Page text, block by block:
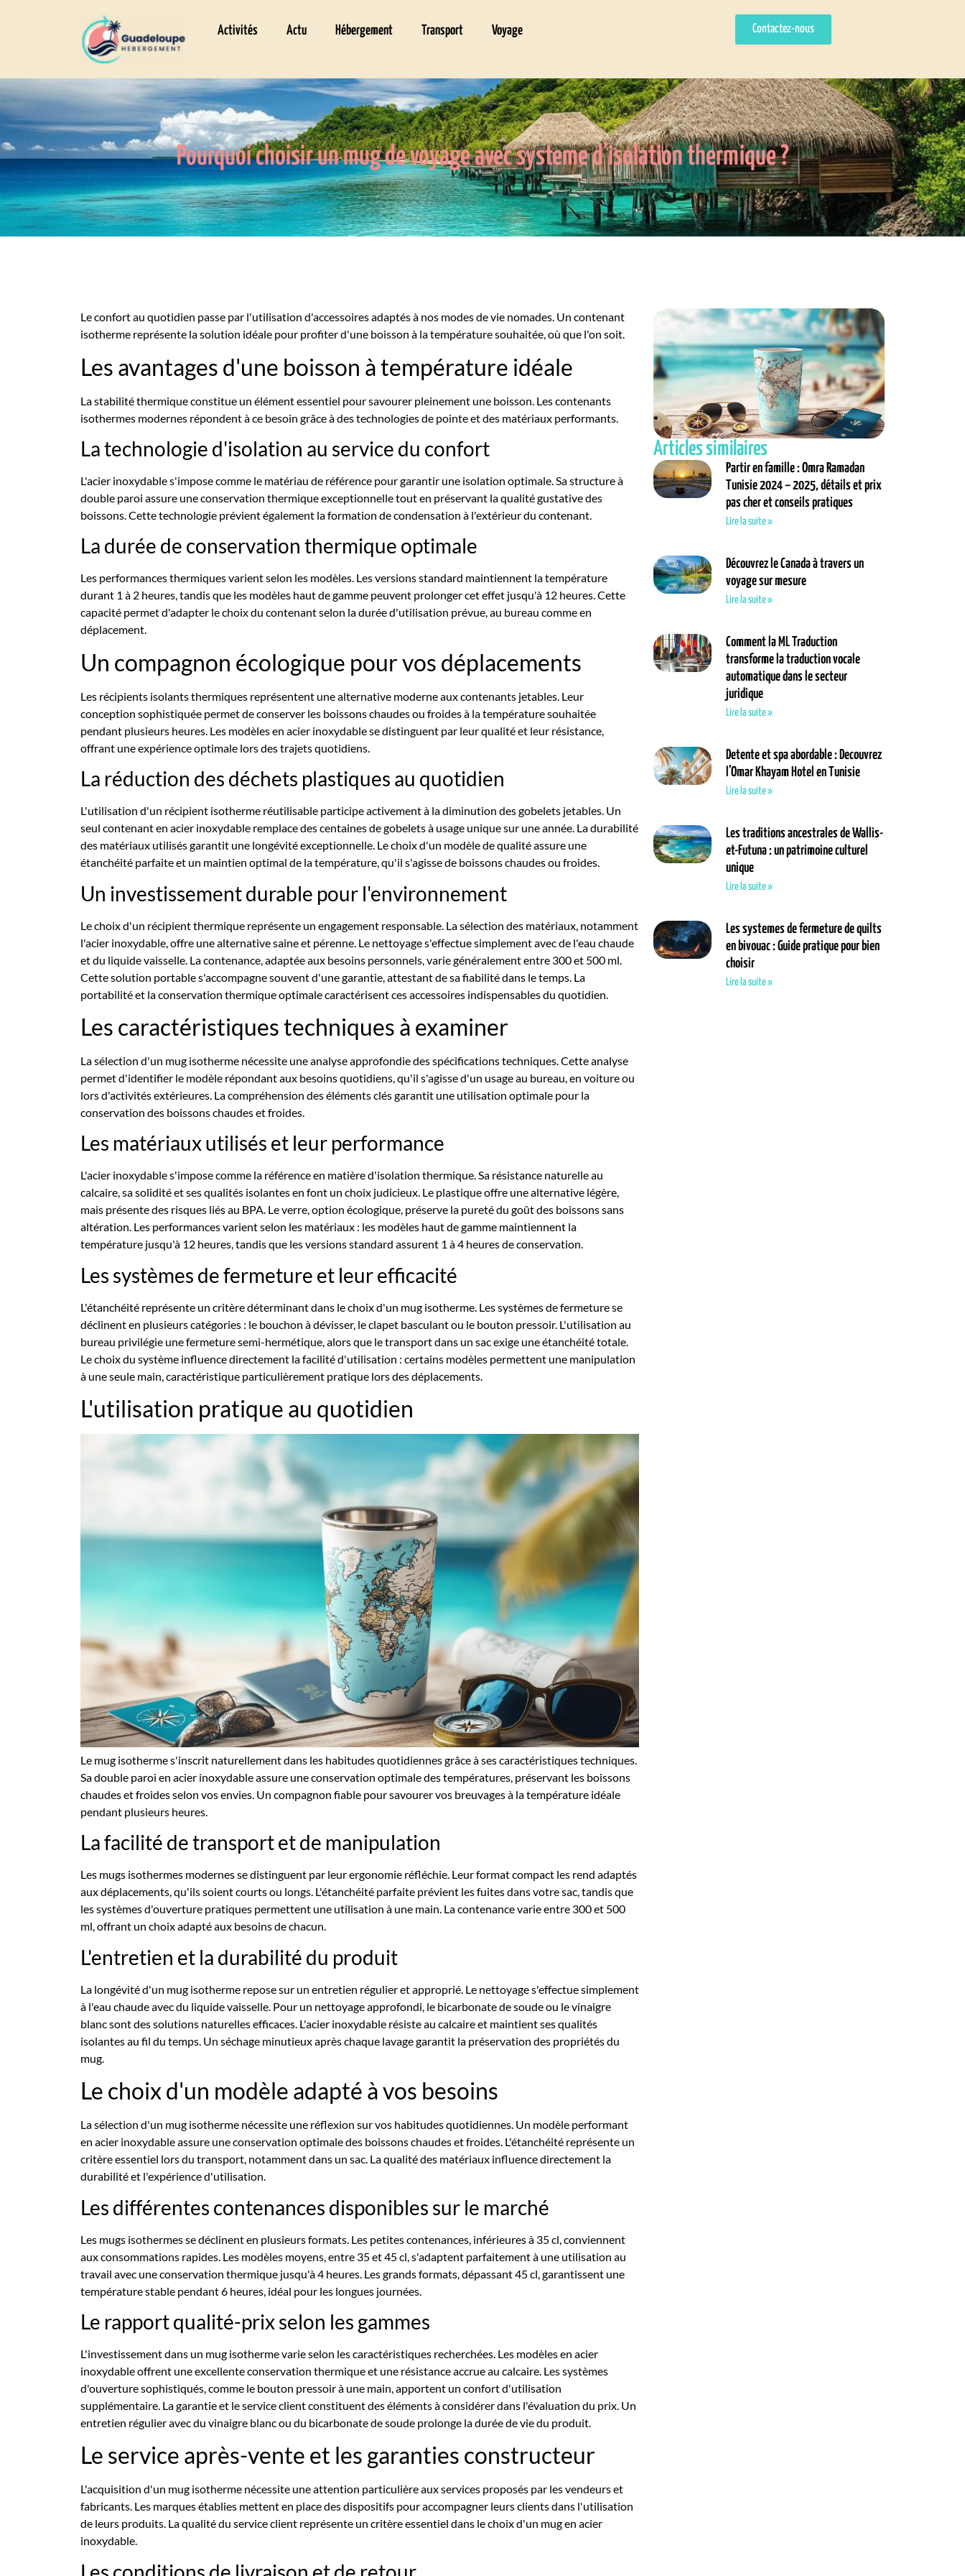
Activités Actu Hébergement Transport Voyage Contactez-nous
Pourquoi choisir un mug de voyage avec systeme d’isolation thermique ?
Le confort au quotidien passe par l'utilisation d'accessoires adaptés à nos modes de vie nomades. Un contenant
isotherme représente la solution idéale pour profiter d'une boisson à la température souhaitée, où que l'on soit.
Les avantages d'une boisson à température idéale
La stabilité thermique constitue un élément essentiel pour savourer pleinement une boisson. Les contenants
isothermes modernes répondent à ce besoin grâce à des technologies de pointe et des matériaux performants.
La technologie d'isolation au service du confort
L'acier inoxydable s'impose comme le matériau de référence pour garantir une isolation optimale. Sa structure à
double paroi assure une conservation thermique exceptionnelle tout en préservant la qualité gustative des
boissons. Cette technologie prévient également la formation de condensation à l'extérieur du contenant.
La durée de conservation thermique optimale
Les performances thermiques varient selon les modèles. Les versions standard maintiennent la température
durant 1 à 2 heures, tandis que les modèles haut de gamme peuvent prolonger cet effet jusqu'à 12 heures. Cette
capacité permet d'adapter le choix du contenant selon la durée d'utilisation prévue, au bureau comme en
déplacement.
Un compagnon écologique pour vos déplacements
Les récipients isolants thermiques représentent une alternative moderne aux contenants jetables. Leur
conception sophistiquée permet de conserver les boissons chaudes ou froides à la température souhaitée
pendant plusieurs heures. Les modèles en acier inoxydable se distinguent par leur qualité et leur résistance,
offrant une expérience optimale lors des trajets quotidiens.
La réduction des déchets plastiques au quotidien
L'utilisation d'un récipient isotherme réutilisable participe activement à la diminution des gobelets jetables. Un
seul contenant en acier inoxydable remplace des centaines de gobelets à usage unique sur une année. La durabilité
des matériaux utilisés garantit une longévité exceptionnelle. Le choix d'un modèle de qualité assure une
étanchéité parfaite et un maintien optimal de la température, qu'il s'agisse de boissons chaudes ou froides.
Un investissement durable pour l'environnement
Le choix d'un récipient thermique représente un engagement responsable. La sélection des matériaux, notamment
l'acier inoxydable, offre une alternative saine et pérenne. Le nettoyage s'effectue simplement avec de l'eau chaude
et du liquide vaisselle. La contenance, adaptée aux besoins personnels, varie généralement entre 300 et 500 ml.
Cette solution portable s'accompagne souvent d'une garantie, attestant de sa fiabilité dans le temps. La
portabilité et la conservation thermique optimale caractérisent ces accessoires indispensables du quotidien.
Les caractéristiques techniques à examiner
La sélection d'un mug isotherme nécessite une analyse approfondie des spécifications techniques. Cette analyse
permet d'identifier le modèle répondant aux besoins quotidiens, qu'il s'agisse d'un usage au bureau, en voiture ou
lors d'activités extérieures. La compréhension des éléments clés garantit une utilisation optimale pour la
conservation des boissons chaudes et froides.
Les matériaux utilisés et leur performance
L'acier inoxydable s'impose comme la référence en matière d'isolation thermique. Sa résistance naturelle au
calcaire, sa solidité et ses qualités isolantes en font un choix judicieux. Le plastique offre une alternative légère,
mais présente des risques liés au BPA. Le verre, option écologique, préserve la pureté du goût des boissons sans
altération. Les performances varient selon les matériaux : les modèles haut de gamme maintiennent la
température jusqu'à 12 heures, tandis que les versions standard assurent 1 à 4 heures de conservation.
Les systèmes de fermeture et leur efficacité
L'étanchéité représente un critère déterminant dans le choix d'un mug isotherme. Les systèmes de fermeture se
déclinent en plusieurs catégories : le bouchon à dévisser, le clapet basculant ou le bouton pressoir. L'utilisation au
bureau privilégie une fermeture semi-hermétique, alors que le transport dans un sac exige une étanchéité totale.
Le choix du système influence directement la facilité d'utilisation : certains modèles permettent une manipulation
à une seule main, caractéristique particulièrement pratique lors des déplacements.
L'utilisation pratique au quotidien
Le mug isotherme s'inscrit naturellement dans les habitudes quotidiennes grâce à ses caractéristiques techniques.
Sa double paroi en acier inoxydable assure une conservation optimale des températures, préservant les boissons
chaudes et froides selon vos envies. Un compagnon fiable pour savourer vos breuvages à la température idéale
pendant plusieurs heures.
La facilité de transport et de manipulation
Les mugs isothermes modernes se distinguent par leur ergonomie réfléchie. Leur format compact les rend adaptés
aux déplacements, qu'ils soient courts ou longs. L'étanchéité parfaite prévient les fuites dans votre sac, tandis que
les systèmes d'ouverture pratiques permettent une utilisation à une main. La contenance varie entre 300 et 500
ml, offrant un choix adapté aux besoins de chacun.
L'entretien et la durabilité du produit
La longévité d'un mug isotherme repose sur un entretien régulier et approprié. Le nettoyage s'effectue simplement
à l'eau chaude avec du liquide vaisselle. Pour un nettoyage approfondi, le bicarbonate de soude ou le vinaigre
blanc sont des solutions naturelles efficaces. L'acier inoxydable résiste au calcaire et maintient ses qualités
isolantes au fil du temps. Un séchage minutieux après chaque lavage garantit la préservation des propriétés du
mug.
Le choix d'un modèle adapté à vos besoins
La sélection d'un mug isotherme nécessite une réflexion sur vos habitudes quotidiennes. Un modèle performant
en acier inoxydable assure une conservation optimale des boissons chaudes et froides. L'étanchéité représente un
critère essentiel lors du transport, notamment dans un sac. La qualité des matériaux influence directement la
durabilité et l'expérience d'utilisation.
Les différentes contenances disponibles sur le marché
Les mugs isothermes se déclinent en plusieurs formats. Les petites contenances, inférieures à 35 cl, conviennent
aux consommations rapides. Les modèles moyens, entre 35 et 45 cl, s'adaptent parfaitement à une utilisation au
travail avec une conservation thermique jusqu'à 4 heures. Les grands formats, dépassant 45 cl, garantissent une
température stable pendant 6 heures, idéal pour les longues journées.
Le rapport qualité-prix selon les gammes
L'investissement dans un mug isotherme varie selon les caractéristiques recherchées. Les modèles en acier
inoxydable offrent une excellente conservation thermique et une résistance accrue au calcaire. Les systèmes
d'ouverture sophistiqués, comme le bouton pressoir à une main, apportent un confort d'utilisation
supplémentaire. La garantie et le service client constituent des éléments à considérer dans l'évaluation du prix. Un
entretien régulier avec du vinaigre blanc ou du bicarbonate de soude prolonge la durée de vie du produit.
Le service après-vente et les garanties constructeur
L'acquisition d'un mug isotherme nécessite une attention particulière aux services proposés par les vendeurs et
fabricants. Les marques établies mettent en place des dispositifs pour accompagner leurs clients dans l'utilisation
de leurs produits. La qualité du service client représente un critère essentiel dans le choix d'un mug en acier
inoxydable.
Articles similaires
Partir en famille : Omra Ramadan
Tunisie 2024 – 2025, détails et prix
pas cher et conseils pratiques
Lire la suite »
Découvrez le Canada à travers un
voyage sur mesure
Lire la suite »
Comment la ML Traduction
transforme la traduction vocale
automatique dans le secteur
juridique
Lire la suite »
Detente et spa abordable : Decouvrez
l’Omar Khayam Hotel en Tunisie
Lire la suite »
Les traditions ancestrales de Wallis-
et-Futuna : un patrimoine culturel
unique
Lire la suite »
Les systemes de fermeture de quilts
en bivouac : Guide pratique pour bien
choisir
Lire la suite »